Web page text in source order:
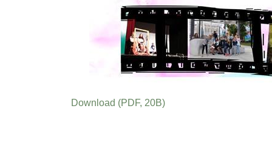
Download (PDF, 20B)